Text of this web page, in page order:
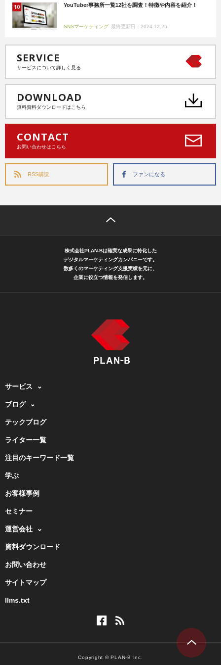
YouTuber事務所一覧12社を調査！特徴や内容を紹介！
SNSマーケティング 最終更新日：2024.12.25
SERVICE
サービスについて詳しく見る
DOWNLOAD
無料資料ダウンロードはこちら
CONTACT
お問い合わせはこちら
RSS購読 ファンになる
株式会社PLAN-Bは確実な成果に特化した
デジタルマーケティングカンパニーです。
数多くのマーケティング支援実績を元に、
企業に役立つ情報を発信します。
サービス
ブログ
テックブログ
ライター一覧
注目のキーワード一覧
学ぶ
お客様事例
セミナー
運営会社
資料ダウンロード
お問い合わせ
サイトマップ
llms.txt
Copyright © PLAN-B Inc.